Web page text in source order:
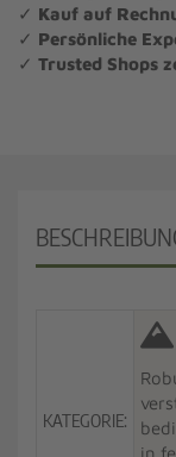
✓ Kauf auf
✓ Persönliche
✓ Trusted Shops
KATEGORIE:
in